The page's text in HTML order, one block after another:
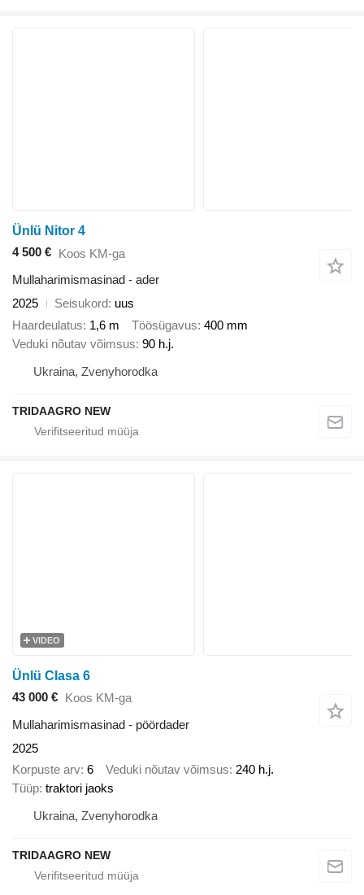
Ünlü Nitor 4
4 500 € Koos KM-ga
Mullaharimismasinad - ader
2025
Seisukord uus
Haardeulatus 1,6 m Töösügavus 400 mm
Veduki nõutav võimsus 90 h.j.
Ukraina, Zvenyhorodka
TRIDAAGRO NEW
VIDEO
Ünlü Clasa 6
43 000 € Koos KM-ga
Mullaharimismasinad - pöördader
2025
Korpuste arv 6 Veduki nõutav võimsus 240 h.j.
Tüüp traktori jaoks
Ukraina, Zvenyhorodka
TRIDAAGRO NEW